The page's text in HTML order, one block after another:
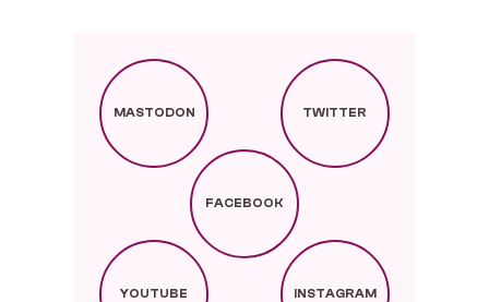
MASTODON TWITTER
FACEBOOK
YOUTUBE INSTAGRAM